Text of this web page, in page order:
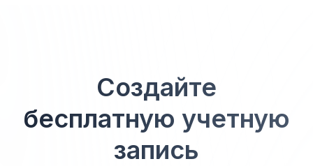
Создайте
бесплатную учетную
запись